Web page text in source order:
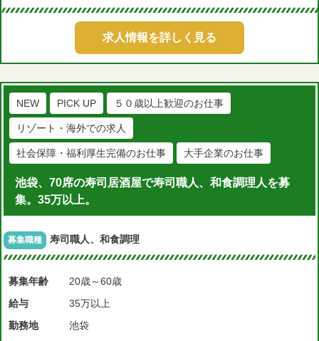
求人情報を詳しく見る
NEW PICK UP ５０歳以上歓迎のお仕事
リゾート・海外での求人
社会保障・福利厚生完備のお仕事 大手企業のお仕事
池袋、70席の寿司居酒屋で寿司職人、和食調理人を募
集。35万以上。
募集職種 寿司職人、和食調理
募集年齢
20歳～60歳
給与
35万以上
勤務地
池袋